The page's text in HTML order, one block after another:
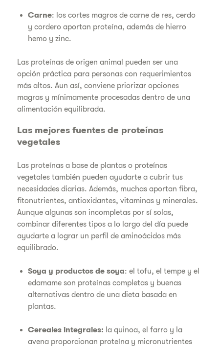
Carne: los cortes magros de carne de res, cerdo
y cordero aportan proteína, además de hierro
hemo y zinc.
Las proteínas de origen animal pueden ser una
opción práctica para personas con requerimientos
más altos. Aun así, conviene priorizar opciones
magras y mínimamente procesadas dentro de una
alimentación equilibrada.
Las mejores fuentes de proteínas
vegetales
Las proteínas a base de plantas o proteínas
vegetales también pueden ayudarte a cubrir tus
necesidades diarias. Además, muchas aportan fibra,
fitonutrientes, antioxidantes, vitaminas y minerales.
Aunque algunas son incompletas por sí solas,
combinar diferentes tipos a lo largo del día puede
ayudarte a lograr un perfil de aminoácidos más
equilibrado.
Soya y productos de soya: el tofu, el tempe y el
edamame son proteínas completas y buenas
alternativas dentro de una dieta basada en
plantas.
Cereales integrales: la quinoa, el farro y la
avena proporcionan proteína y micronutrientes